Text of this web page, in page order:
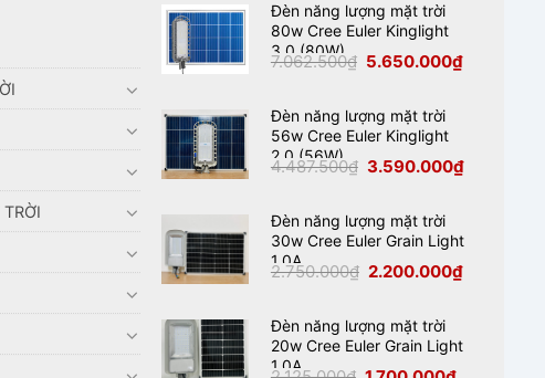
Đèn năng lượng mặt trời
80w Cree Euler Kinglight
3.0 (80W)
7.062.500₫ Giá
gốc
5.650.000₫Giá
Đèn năng lượng mặt trời
56w Cree Euler Kinglight
2.0 (56W)
4.487.500₫ Giá
gốc
3.590.000₫Giá
Đèn năng lượng mặt trời
30w Cree Euler Grain Light
1.0A
2.750.000₫ Giá
gốc
2.200.000₫Giá
Đèn năng lượng mặt trời
20w Cree Euler Grain Light
1.0A
Giá Giá